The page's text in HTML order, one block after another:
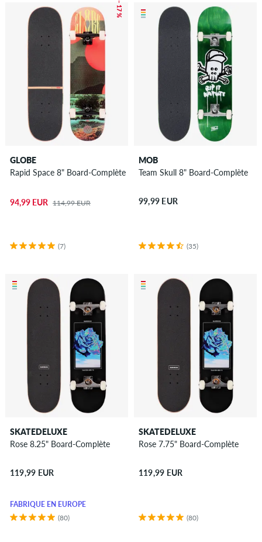
– 17 %
GLOBE
Rapid Space 8" Board-Complète
94,99 EUR 114,99 EUR
(7)
MOB
Team Skull 8" Board-Complète
99,99 EUR
(35)
SKATEDELUXE
Rose 8.25" Board-Complète
119,99 EUR
FABRIQUÉ EN EUROPE
(80)
SKATEDELUXE
Rose 7.75" Board-Complète
119,99 EUR
(80)